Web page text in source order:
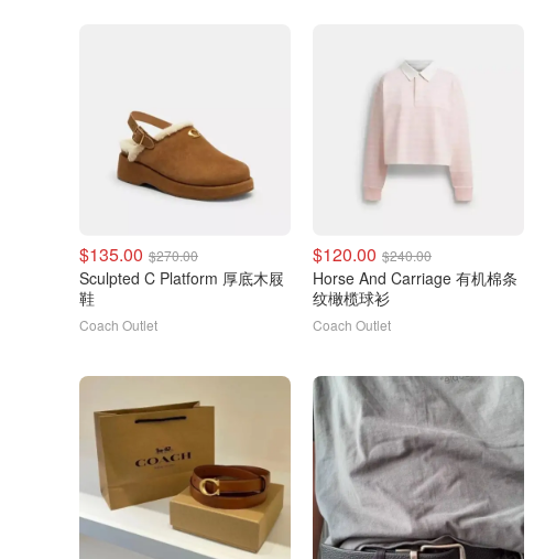
$135.00 $270.00
Sculpted C Platform 厚底木屐
鞋
Coach Outlet
$120.00 $240.00
Horse And Carriage 有机棉条
纹橄榄球衫
Coach Outlet